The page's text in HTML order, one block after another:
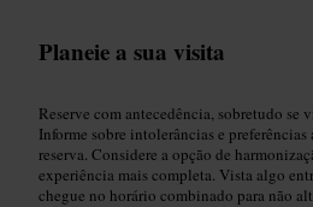
Planeie a sua visita
Reserve com antecedência, sobretudo se
Informe sobre intolerâncias e
reserva. Considere a opção de
experiência mais completa. Vista algo
chegue no horário combinado para não